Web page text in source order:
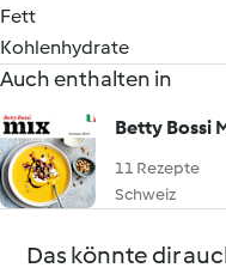
Fett
Kohlenhydrate
Auch enthalten in
Betty Bossi
11 Rezepte
Schweiz
Das könnte dir